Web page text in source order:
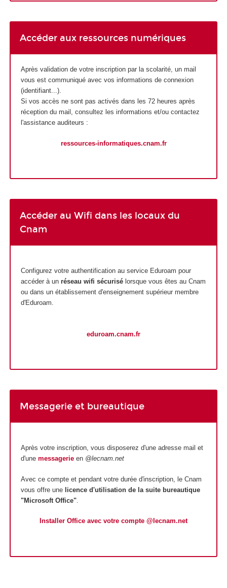
Accéder aux ressources numériques
Après validation de votre inscription par la scolarité, un mail
vous est communiqué avec vos informations de connexion
(identifiant...).
Si vos accès ne sont pas activés dans les 72 heures après
réception du mail, consultez les informations et/ou contactez
l'assistance auditeurs :
ressources-informatiques.cnam.fr
Accéder au Wifi dans les locaux du
Cnam
Configurez votre authentification au service Eduroam pour
accéder à un réseau wifi sécurisélorsque vous êtes au Cnam
ou dans un établissement d'enseignement supérieur membre
d'Eduroam.
eduroam.cnam.fr
Messagerie et bureautique
Après votre inscription, vous disposerez d'une adresse mail et
d'une messagerie en @lecnam.net
Avec ce compte et pendant votre durée d'inscription, le Cnam
vous offre une licence d'utilisation de la suite bureautique
"Microsoft Office".
Installer Office avec votre compte @lecnam.net